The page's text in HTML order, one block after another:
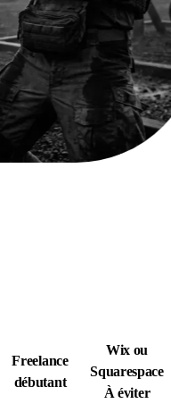
Freelance
débutant
Wix ou
Squarespace
À éviter